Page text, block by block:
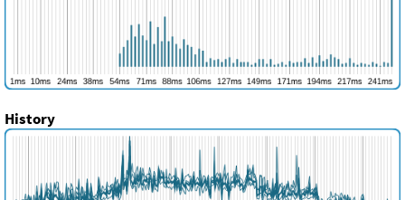
History